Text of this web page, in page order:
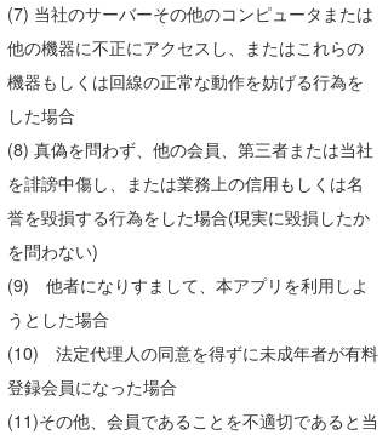
(7) 当社のサーバーその他のコンピュータまたは
他の機器に不正にアクセスし、またはこれらの
機器もしくは回線の正常な動作を妨げる行為を
した場合
(8) 真偽を問わず、他の会員、第三者または当社
を誹謗中傷し、または業務上の信用もしくは名
誉を毀損する行為をした場合(現実に毀損したか
を問わない)
(9) 他者になりすまして、本アプリを利用しよ
うとした場合
(10) 法定代理人の同意を得ずに未成年者が有料
登録会員になった場合
(11)その他、会員であることを不適切であると当